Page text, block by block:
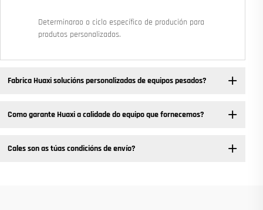
Determinarao o ciclo específico de produción para
produtos personalizados.
Fabrica Huaxi solucións personalizadas de equipos pesados? ​
Como garante Huaxi a calidade do equipo que fornecemos?
Cales son as túas condicións de envío?